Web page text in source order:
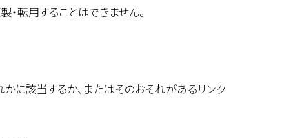
転用することはできません。
に該当するか、またはそのおそれがあるリンク